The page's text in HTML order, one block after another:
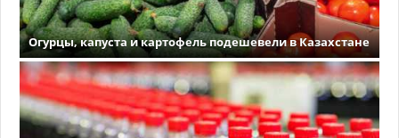
Огурцы, капуста и картофель подешевели в Казахстане